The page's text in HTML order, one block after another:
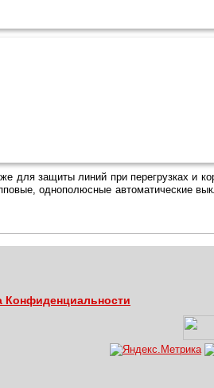
для защиты линий при перегрузках и
однополюсные автоматические
Конфиденциальности